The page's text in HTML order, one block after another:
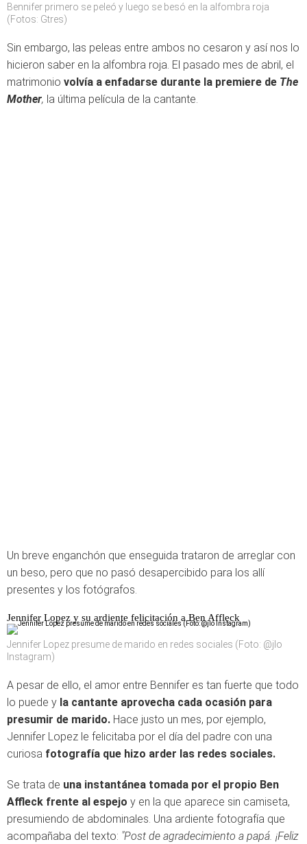
Bennifer primero se peleó y luego se besó en la alfombra roja
(Fotos: Gtres)
Sin embargo, las peleas entre ambos no cesaron y así nos lo
hicieron saber en la alfombra roja. El pasado mes de abril, el
matrimonio volvía a enfadarse durante la premiere de The
Mother, la última película de la cantante.
Un breve enganchón que enseguida trataron de arreglar con
un beso, pero que no pasó desapercibido para los allí
presentes y los fotógrafos.
Jennifer Lopez y su ardiente felicitación a Ben Affleck
Jennifer Lopez presume de marido en redes sociales (Foto: @jlo
Instagram)
A pesar de ello, el amor entre Bennifer es tan fuerte que todo
lo puede y la cantante aprovecha cada ocasión para
presumir de marido. Hace justo un mes, por ejemplo,
Jennifer Lopez le felicitaba por el día del padre con una
curiosa fotografía que hizo arder las redes sociales.
Se trata de una instantánea tomada por el propio Ben
Affleck frente al espejo y en la que aparece sin camiseta,
presumiendo de abdominales. Una ardiente fotografía que
acompañaba del texto: "Post de agradecimiento a papá. ¡Feliz